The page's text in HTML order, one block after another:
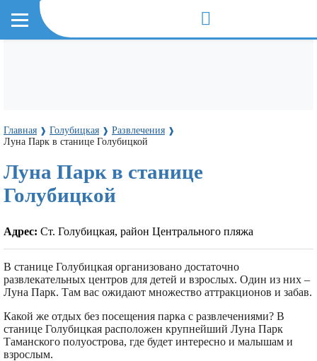
Главная ❱ Голубицкая ❱ Развлечения ❱
Луна Парк в станице Голубицкой
Луна Парк в станице
Голубицкой
Адрес: Ст. Голубицкая, район Центрального пляжа
В станице Голубицкая организовано достаточно
развлекательных центров для детей и взрослых. Один из них –
Луна Парк. Там вас ожидают множество аттракционов и забав.
Какой же отдых без посещения парка с развлечениями? В
станице Голубицкая расположен крупнейший Луна Парк
Таманского полуострова, где будет интересно и малышам и
взрослым.